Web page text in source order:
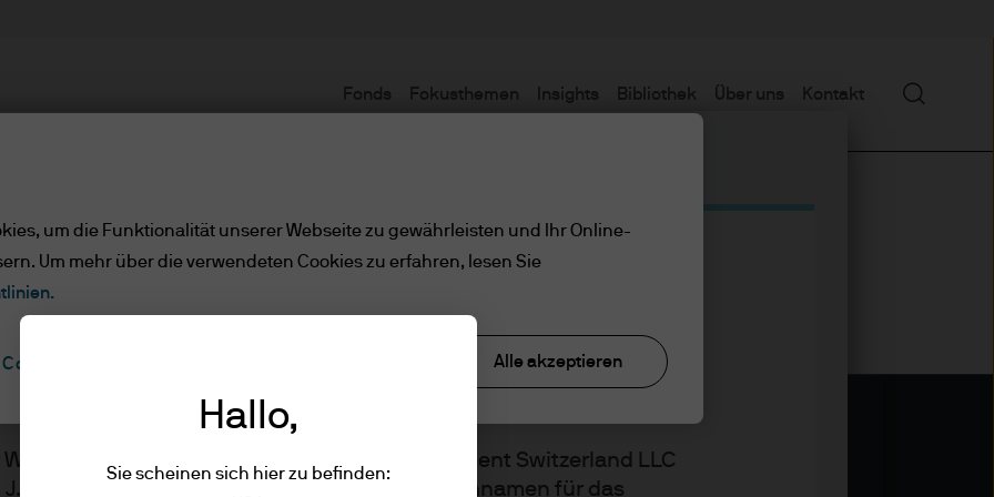
werden von JPMorgan Asset Management Switzerland LLC
Morgan Asset Management ist, dem Markennamen für das
Fonds Fokusthemen Insights Bibliothek Über uns Kontakt Suchen
Hallo,
Sie scheinen sich hier zu befinden:
um die Funktionalität unserer Webseite zu gewährleisten und Ihr Online-
Um mehr über die verwendeten Cookies zu erfahren, lesen Sie
Alle akzeptieren
Cookie-Einstellungen